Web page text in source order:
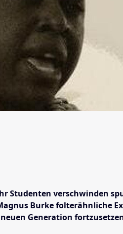
Studenten verschwinden
Burke folterähnliche
Generation